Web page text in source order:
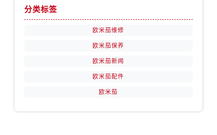
福建省三明市三元区东乾二路售后服务中心（需提前预约）
分类标签
欧米茄维修
欧米茄保养
欧米茄新闻
欧米茄配件
欧米茄